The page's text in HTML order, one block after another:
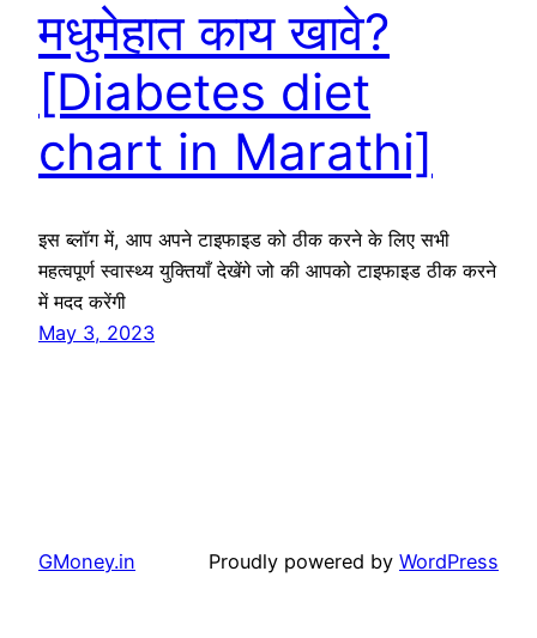
मधुमेहात काय खावे?
[Diabetes diet
chart in Marathi]
इस ब्लॉग में, आप अपने टाइफाइड को ठीक करने के लिए सभी
महत्वपूर्ण स्वास्थ्य युक्तियाँ देखेंगे जो की आपको टाइफाइड ठीक करने
में मदद करेंगी
May 3, 2023
GMoney.in Proudly powered by WordPress